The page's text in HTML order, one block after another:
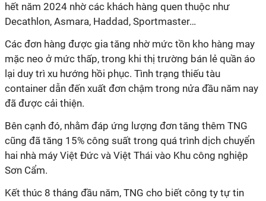
hết năm 2024 nhờ các khách hàng quen thuộc như
Decathlon, Asmara, Haddad, Sportmaster…
Các đơn hàng được gia tăng nhờ mức tồn kho hàng may
mặc neo ở mức thấp, trong khi thị trường bán lẻ quần áo
lại duy trì xu hướng hồi phục. Tình trạng thiếu tàu
container dẫn đến xuất đơn chậm trong nửa đầu năm nay
đã được cải thiện.
Bên cạnh đó, nhằm đáp ứng lượng đơn tăng thêm TNG
cũng đã tăng 15% công suất trong quá trình dịch chuyển
hai nhà máy Việt Đức và Việt Thái vào Khu công nghiệp
Sơn Cẩm.
Kết thúc 8 tháng đầu năm, TNG cho biết công ty tự tin